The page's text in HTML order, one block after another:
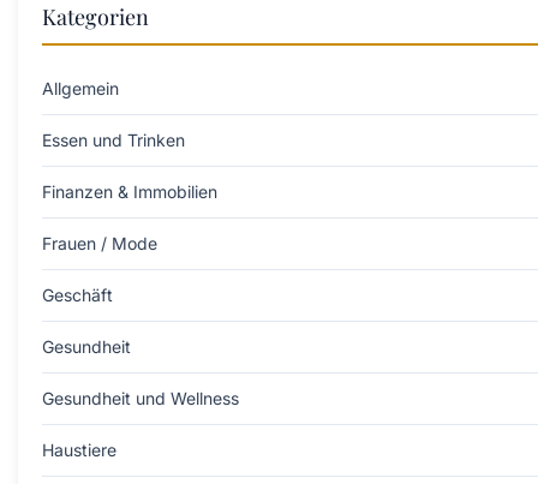
Kategorien
Allgemein
Essen und Trinken
Finanzen & Immobilien
Frauen / Mode
Geschäft
Gesundheit
Gesundheit und Wellness
Haustiere